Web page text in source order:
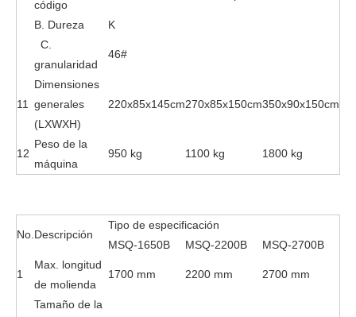
código
B. Dureza
K
C.
granularidad
46#
11
Dimensiones
generales
(LXWXH)
220x85x145cm270x85x150cm350x90x150cm
12
Peso de la
máquina
950 kg 1100 kg 1800 kg
No.Descripción
Tipo de especificación
MSQ-1650B
MSQ-2200B MSQ-2700B
1
Max. longitud
de molienda
1700 mm 2200 mm 2700 mm
Tamaño de la